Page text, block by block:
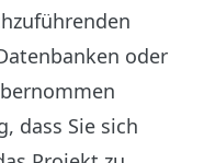
oder
dass Sie sich